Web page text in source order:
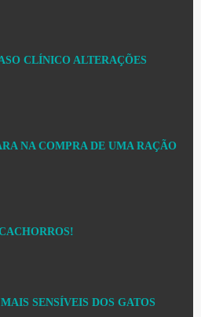
CLÍNICO ALTERAÇÕES
NA COMPRA DE UMA RAÇÃO
SENSÍVEIS DOS GATOS